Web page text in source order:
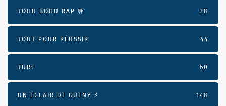
TOHU BOHU RAP 🤟 38
TOUT POUR RÉUSSIR 44
TURF 60
UN ÉCLAIR DE GUENY ⚡️ 148